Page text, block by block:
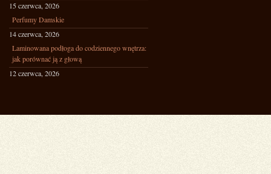
15 czerwca, 2026
Perfumy Damskie
14 czerwca, 2026
Laminowana podłoga do codziennego wnętrza:
jak porównać ją z głową
12 czerwca, 2026